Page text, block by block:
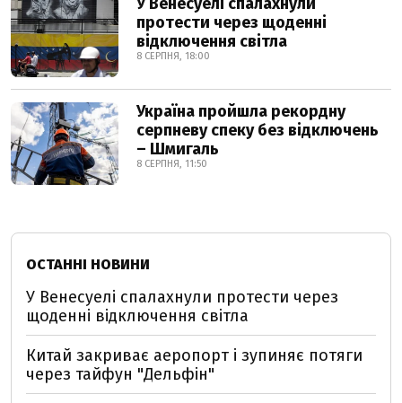
протести через щоденні
відключення світла
8 СЕРПНЯ, 18:00
Україна пройшла рекордну
серпневу спеку без відключень
– Шмигаль
8 СЕРПНЯ, 11:50
ОСТАННІ НОВИНИ
У Венесуелі спалахнули протести через
щоденні відключення світла
Китай закриває аеропорт і зупиняє потяги
через тайфун "Дельфін"